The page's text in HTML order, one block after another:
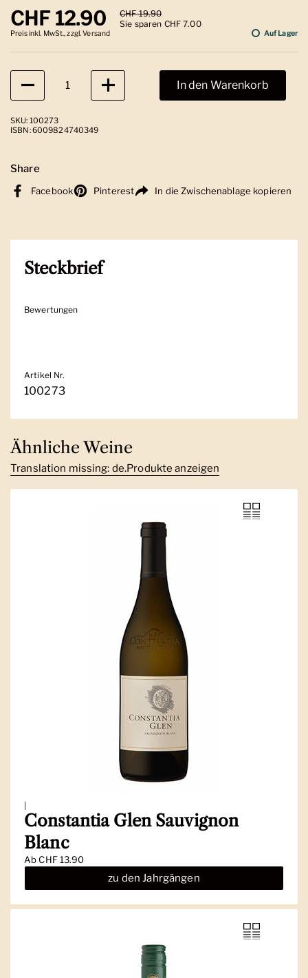
Regulärer Preis
CHF 12.90 Sale-Preis
CHF 19.90
Sie sparen CHF 7.00
Preis inkl. MwSt., zzgl. Versand Auf Lager
Anzahl
In den Warenkorb
SKU: 100273
ISBN: 6009824740349
Share
Facebook Pinterest In die Zwischenablage kopieren
Steckbrief
Bewertungen
Artikel Nr.
100273
Ähnliche Weine
Translation missing: de.Produkte anzeigen
Constantia Glen Sauvignon
Blanc
AbCHF 13.90
zu den Jahrgängen